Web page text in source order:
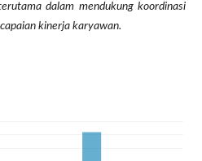
dalam mendukung koordinasi
kinerja karyawan.